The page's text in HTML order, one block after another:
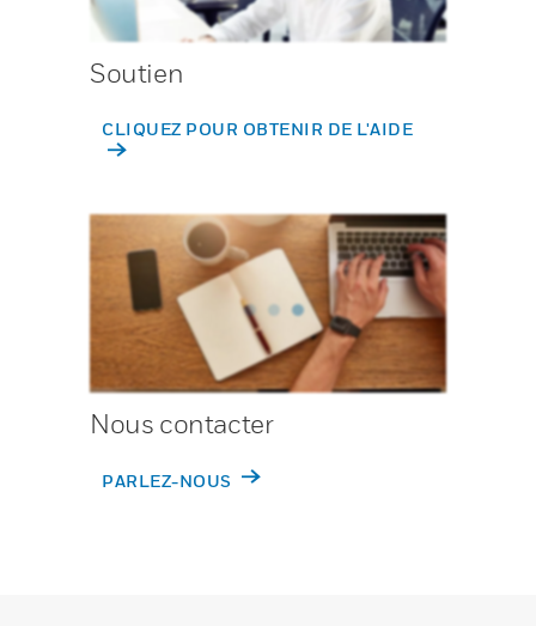
Soutien
CLIQUEZ POUR OBTENIR DE L'AIDE
Nous contacter
PARLEZ-NOUS